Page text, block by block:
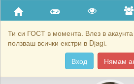
Ти си ГОСТ в момента. Влез в
ползваш всички екстри в Djagi.
Вход
Нямам
Приятели
Хронология на игри